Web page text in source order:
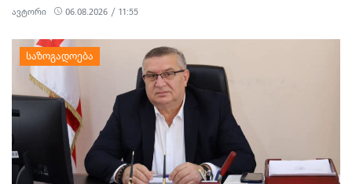
ავტორი 06.08.2026 / 11:55